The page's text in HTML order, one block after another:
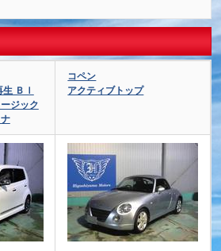
Ｂｌ
ジック
コペン
アクティブトップ